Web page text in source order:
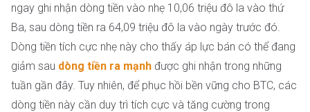
ngay ghi nhận dòng tiền vào nhẹ 10,06 triệu đô la vào thứ
Ba, sau dòng tiền ra 64,09 triệu đô la vào ngày trước đó.
Dòng tiền tích cực nhẹ này cho thấy áp lực bán có thể đang
giảm sau dòng tiền ra mạnh được ghi nhận trong những
tuần gần đây. Tuy nhiên, để phục hồi bền vững cho BTC, các
dòng tiền này cần duy trì tích cực và tăng cường trong